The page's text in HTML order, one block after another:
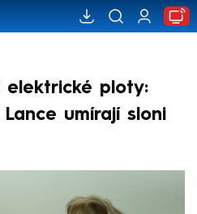
elektrické ploty:
umírají sloni